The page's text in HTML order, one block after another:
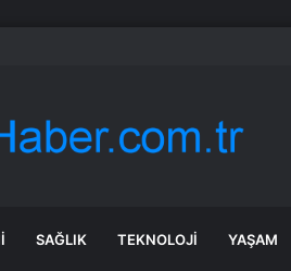
belli oldu: İşte tek tek önlüğü kazanan
SAĞLIK TEKNOLOJI YAŞAM